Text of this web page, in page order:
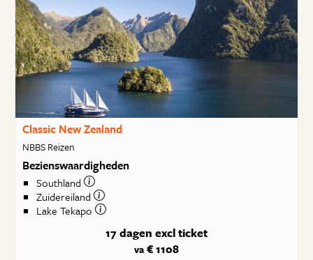
Classic New Zealand
NBBS Reizen
Bezienswaardigheden
Southland
Zuidereiland
Lake Tekapo
17 dagen excl ticket
va € 1108